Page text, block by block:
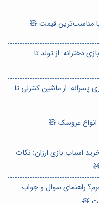
مناسب‌ترین قیمت 🧸
دخترانه: از تولد تا
پسرانه: از ماشین کنترلی تا
انواع عروسک 🧸
اسباب بازی ارزان: نکات
راهنمای سوال و جواب